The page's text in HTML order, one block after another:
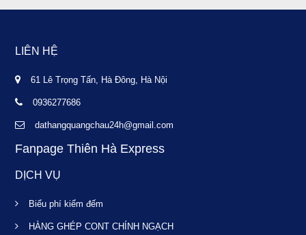
LIÊN HỆ
61 Lê Trọng Tấn, Hà Đông, Hà Nội
0936277686
dathangquangchau24h@gmail.com
Fanpage Thiên Hà Express
DỊCH VỤ
Biểu phí kiểm đếm
HÀNG GHÉP CONT CHÍNH NGẠCH